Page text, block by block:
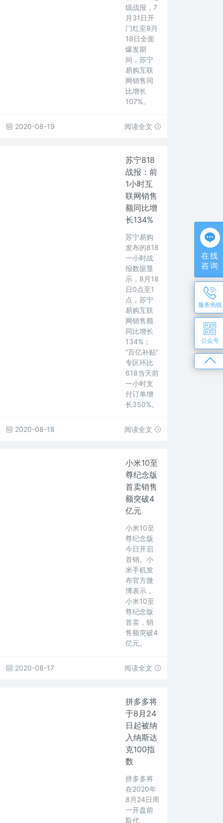
级战报，7
月31日开
门红至8月
18日全面
爆发期
间，苏宁
易购互联
网销售同
比增长
107%。
2020-08-19 阅读全文
苏宁818
战报：前
1小时互
联网销售
额同比增
长134%
苏宁易购
发布的818
一小时战
报数据显
示，8月18
日0点至1
点，苏宁
易购互联
网销售额
同比增长
134%；
“百亿补贴”
专区环比
618当天前
一小时支
付订单增
长350%。
2020-08-18 阅读全文
小米10至
尊纪念版
首卖销售
额突破4
亿元
小米10至
尊纪念版
今日开启
首销。小
米手机发
布官方微
博表示，
小米10至
尊纪念版
首卖，销
售额突破4
亿元。
2020-08-17 阅读全文
拼多多将
于8月24
日起被纳
入纳斯达
克100指
数
拼多多将
在2020年
8月24日周
一开盘前
取代
在线
咨询
服务热线
公众号